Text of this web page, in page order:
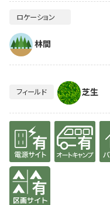
ロケーション
林間
フィールド 芝生
有り 有り
有り